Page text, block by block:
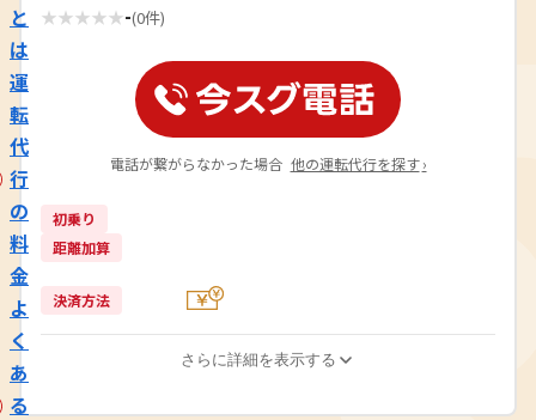
と
は
運
転
代
行
の
料
金
よ
く
あ
る
★★★★★-(0件)
電話が繋がらなかった場合 他の運転代行を探す ›
初乗り
距離加算
決済方法
さらに詳細を表示する